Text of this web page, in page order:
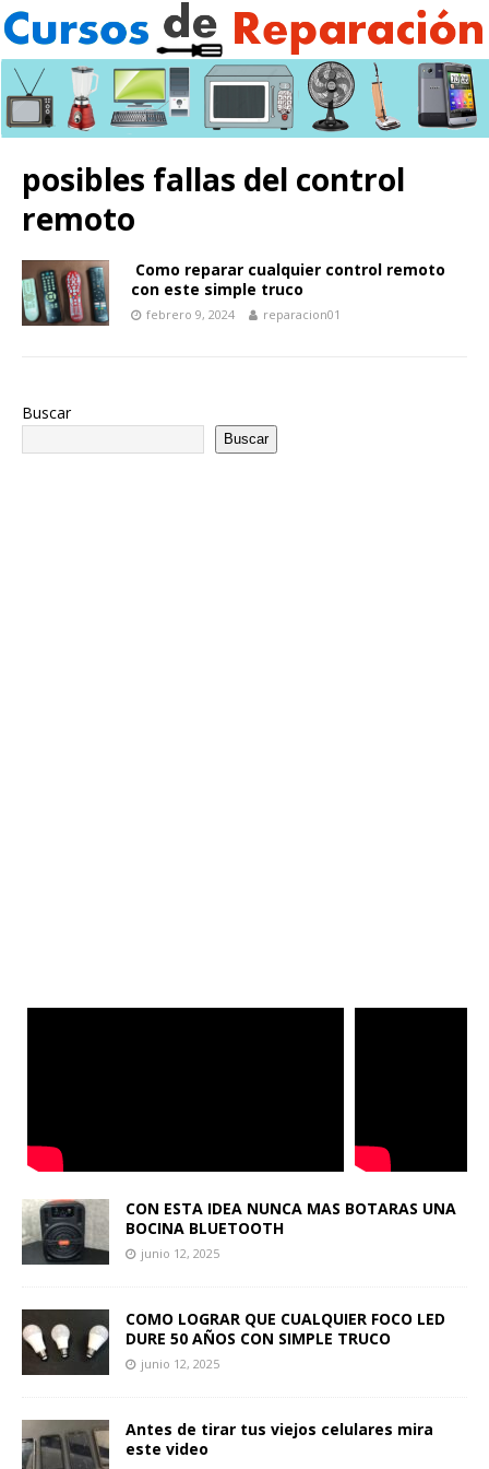
posibles fallas del control
remoto
Como reparar cualquier control remoto
con este simple truco
febrero 9, 2024 reparacion01
Buscar
Buscar
CON ESTA IDEA NUNCA MAS BOTARAS UNA
BOCINA BLUETOOTH
junio 12, 2025
COMO LOGRAR QUE CUALQUIER FOCO LED
DURE 50 AÑOS CON SIMPLE TRUCO
junio 12, 2025
Antes de tirar tus viejos celulares mira
este video